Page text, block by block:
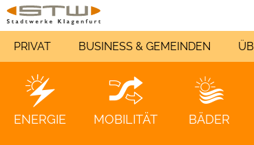
PRIVAT BUSINESS & GEMEINDEN
ENERGIE MOBILITÄT BÄDER